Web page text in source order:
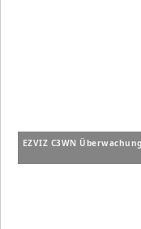
EZVIZ C3WN